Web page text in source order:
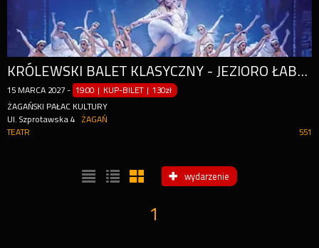
KRÓLEWSKI BALET KLASYCZNY - JEZIORO ŁABĘDZIE
15 MARCA 2027 - 19:00 | KUP-BILET |130zł
ŻAGAŃSKI PAŁAC KULTURY
Ul. Szprotawska 4
ŻAGAŃ
551
TEATR
wydarzenie
1